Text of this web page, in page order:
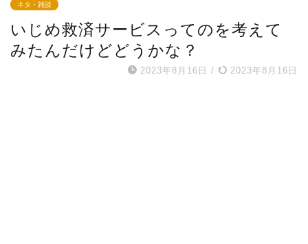
ネタ・雑談
いじめ救済サービスってのを考えて
みたんだけどどうかな？
2023年8月16日 / 2023年8月16日